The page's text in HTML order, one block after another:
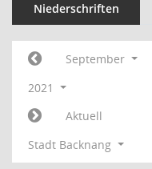
Niederschriften
September
2021
Aktuell
Stadt Backnang